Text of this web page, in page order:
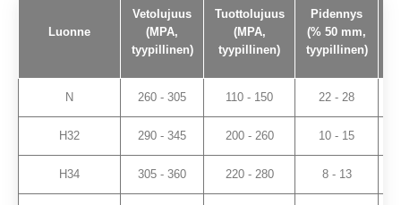
Luonne
Vetolujuus
(MPA,
tyypillinen)
Tuottolujuus
(MPA,
tyypillinen)
Pidennys
(% 50 mm,
tyypillinen)
N 260 - 305 110 - 150 22 - 28
H32 290 - 345 200 - 260 10 - 15
H34 305 - 360 220 - 280 8 - 13